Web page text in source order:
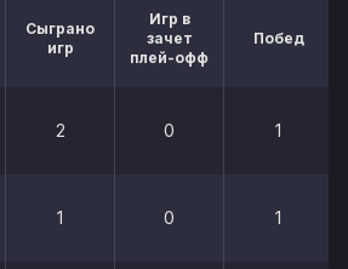
Сыграно
игр
Игр в
зачет
плей-офф
Побед
2 0 1
1 0 1